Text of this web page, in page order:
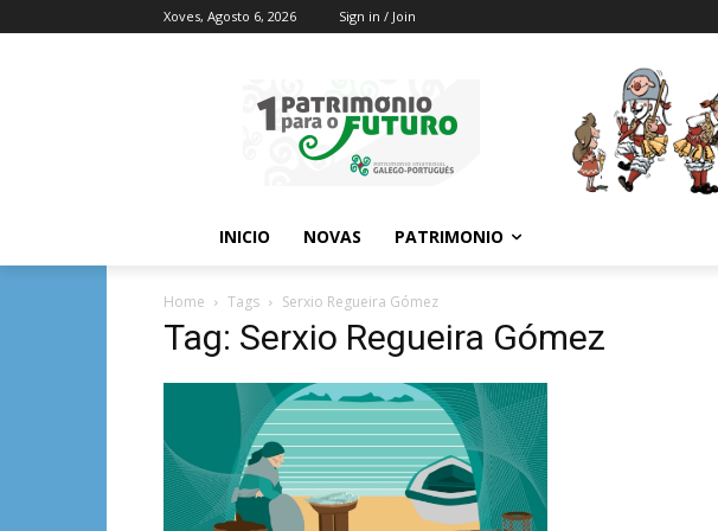
Xoves, Agosto 6, 2026 Sign in / Join
INICIO NOVAS PATRIMONIO
Home Tags Serxio Regueira Gómez
Tag: Serxio Regueira Gómez